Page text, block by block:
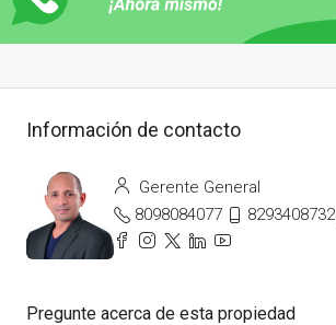
Información de contacto
Gerente General
8098084077
8293408732
Pregunte acerca de esta propiedad